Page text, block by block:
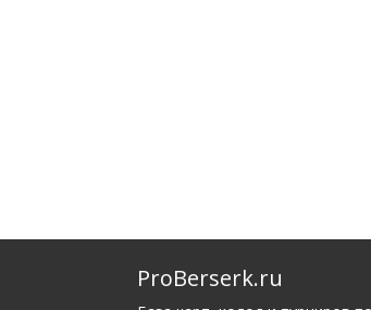
ProBerserk.ru